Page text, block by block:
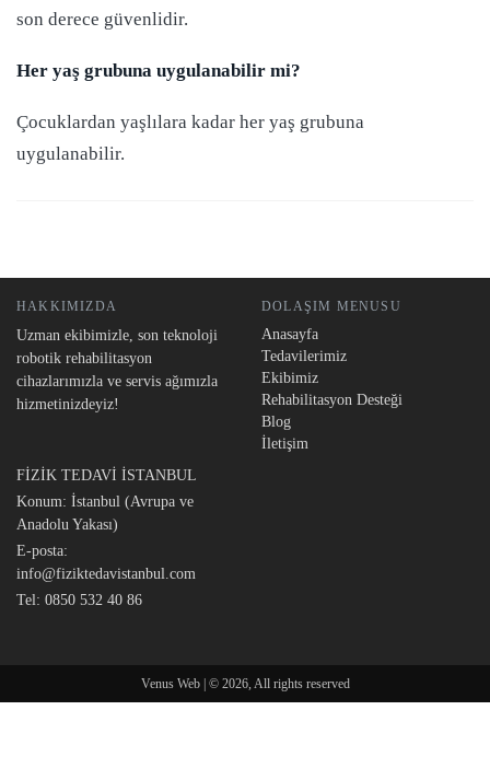
son derece güvenlidir.
Her yaş grubuna uygulanabilir mi?
Çocuklardan yaşlılara kadar her yaş grubuna
uygulanabilir.
HAKKIMIZDA
Uzman ekibimizle, son teknoloji
robotik rehabilitasyon
cihazlarımızla ve servis ağımızla
hizmetinizdeyiz!
DOLAŞIM MENUSU
Anasayfa
Tedavilerimiz
Ekibimiz
Rehabilitasyon Desteği
Blog
İletişim
FİZİK TEDAVİ İSTANBUL
Konum: İstanbul (Avrupa ve
Anadolu Yakası)
E-posta:
info@fiziktedavistanbul.com
Tel: 0850 532 40 86
Venus Web | © 2026, All rights reserved